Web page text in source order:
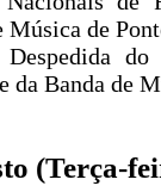
Música de
da Banda de
(Terça-